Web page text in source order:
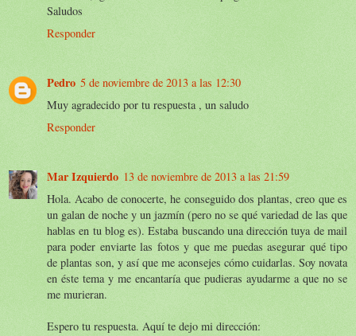
Saludos
Responder
Pedro 5 de noviembre de 2013 a las 12:30
Muy agradecido por tu respuesta , un saludo
Responder
Mar Izquierdo 13 de noviembre de 2013 a las 21:59
Hola. Acabo de conocerte, he conseguido dos plantas, creo que es
un galan de noche y un jazmín (pero no se qué variedad de las que
hablas en tu blog es). Estaba buscando una dirección tuya de mail
para poder enviarte las fotos y que me puedas asegurar qué tipo
de plantas son, y así que me aconsejes cómo cuidarlas. Soy novata
en éste tema y me encantaría que pudieras ayudarme a que no se
me murieran.
Espero tu respuesta. Aquí te dejo mi dirección: